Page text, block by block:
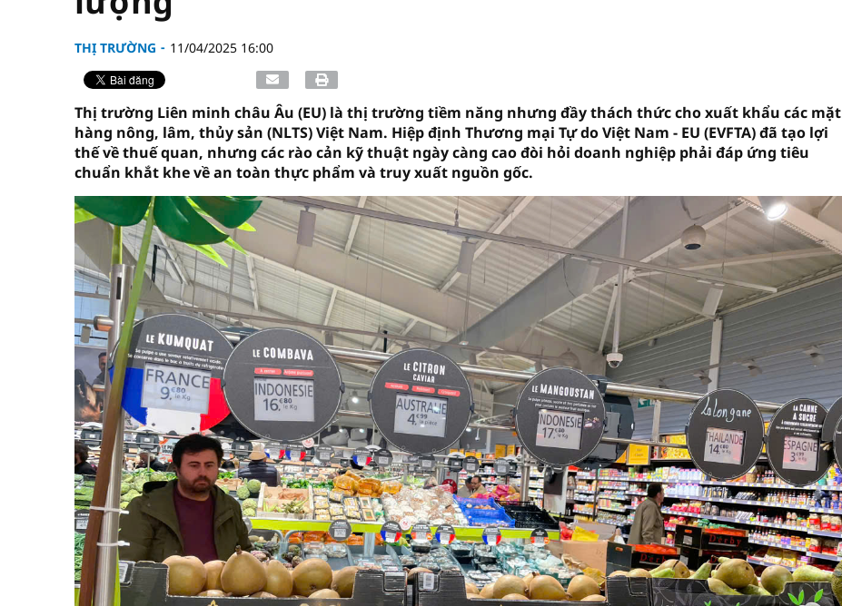
THỊ TRƯỜNG 11/04/2025 16:00
Thị trường Liên minh châu Âu (EU) là thị trường tiềm năng nhưng đầy thách thức cho xuất khẩu các mặt
hàng nông, lâm, thủy sản (NLTS) Việt Nam. Hiệp định Thương mại Tự do Việt Nam - EU (EVFTA) đã tạo lợi
thế về thuế quan, nhưng các rào cản kỹ thuật ngày càng cao đòi hỏi doanh nghiệp phải đáp ứng tiêu
chuẩn khắt khe về an toàn thực phẩm và truy xuất nguồn gốc.